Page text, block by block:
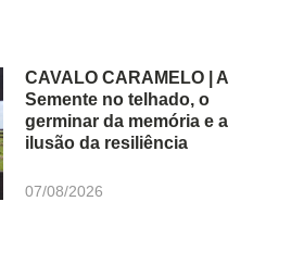
CAVALO CARAMELO | A
Semente no telhado, o
germinar da memória e a
ilusão da resiliência
07/08/2026